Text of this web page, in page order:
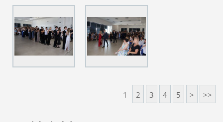
1 2 3 4 5 > >>